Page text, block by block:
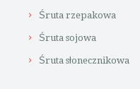
Śruta rzepakowa
Śruta sojowa
Śruta słonecznikowa